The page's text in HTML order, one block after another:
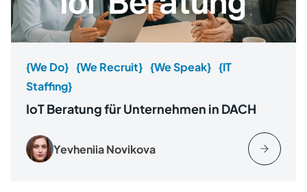
{We Do} {We Recruit} {We Speak} {IT
Staffing}
IoT Beratung für Unternehmen in DACH
Yevheniia Novikova